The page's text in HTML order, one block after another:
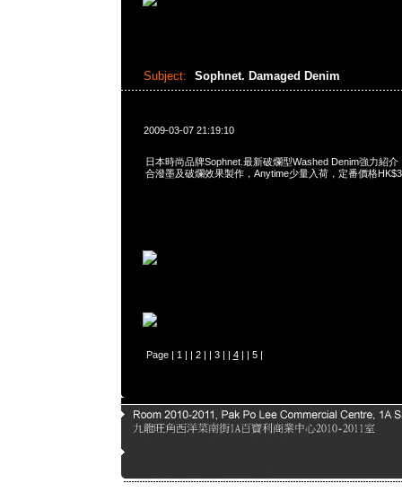
Subject: Sophnet. Damaged Denim
2009-03-07 21:19:10
日本時尚品牌Sophnet.最新破爛型Washed Denim強力紹
合潑墨及破爛效果製作，Anytime少量入荷，定番價格
Page | 1 | | 2| | 3| | 4| | 5|